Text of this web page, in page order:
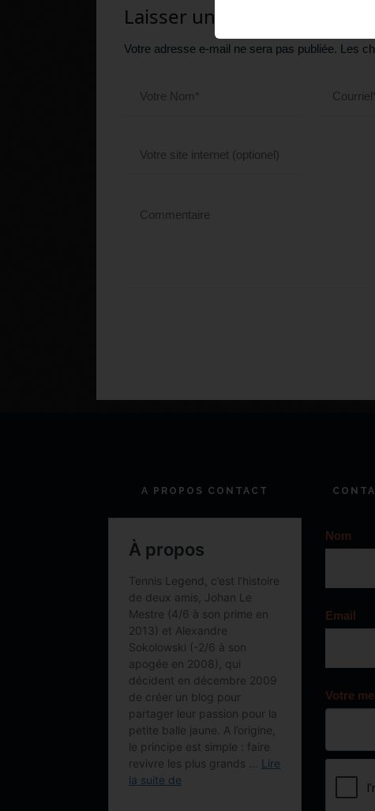
Laisser un commentaire
Votre adresse e-mail ne sera pas publiée. Les
A PROPOS CONTACT
Nom
Email
Votre